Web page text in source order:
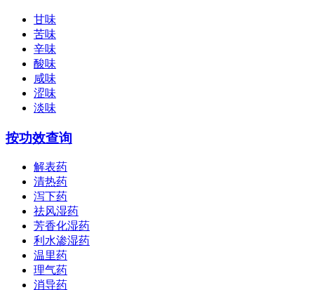
甘味
苦味
辛味
酸味
咸味
涩味
淡味
按功效查询
解表药
清热药
泻下药
祛风湿药
芳香化湿药
利水渗湿药
温里药
理气药
消导药